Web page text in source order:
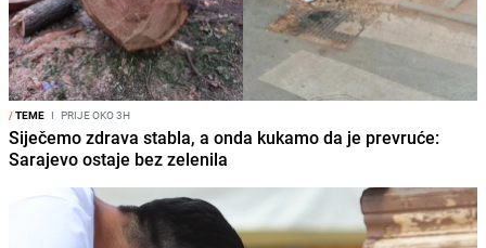
/TEME I PRIJE OKO 3H
Siječemo zdrava stabla, a onda kukamo da je prevruće:
Sarajevo ostaje bez zelenila